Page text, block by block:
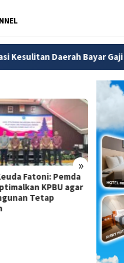
Gaji PPPK dan ASN
»
Fatoni: Pemda
KPBU agar
Tetap